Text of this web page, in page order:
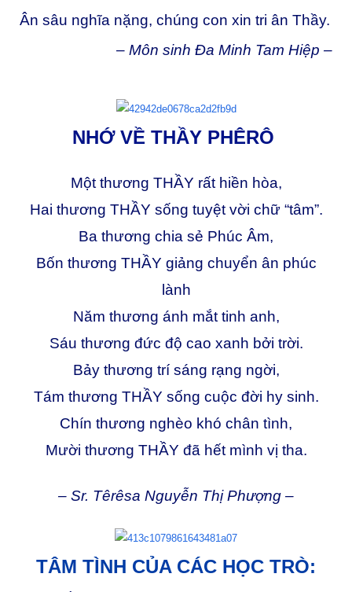
Ân sâu nghĩa nặng, chúng con xin tri ân Thầy.
– Môn sinh Đa Minh Tam Hiệp –
NHỚ VỀ THẦY PHÊRÔ
Một thương THẦY rất hiền hòa,
Hai thương THẦY sống tuyệt vời chữ “tâm”.
Ba thương chia sẻ Phúc Âm,
Bốn thương THẦY giảng chuyển ân phúc
lành
Năm thương ánh mắt tinh anh,
Sáu thương đức độ cao xanh bởi trời.
Bảy thương trí sáng rạng ngời,
Tám thương THẦY sống cuộc đời hy sinh.
Chín thương nghèo khó chân tình,
Mười thương THẦY đã hết mình vị tha.
– Sr. Têrêsa Nguyễn Thị Phượng –
TÂM TÌNH CỦA CÁC HỌC TRÒ: